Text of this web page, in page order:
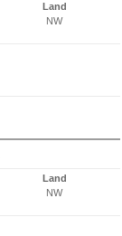
Land
NW
Land
NW